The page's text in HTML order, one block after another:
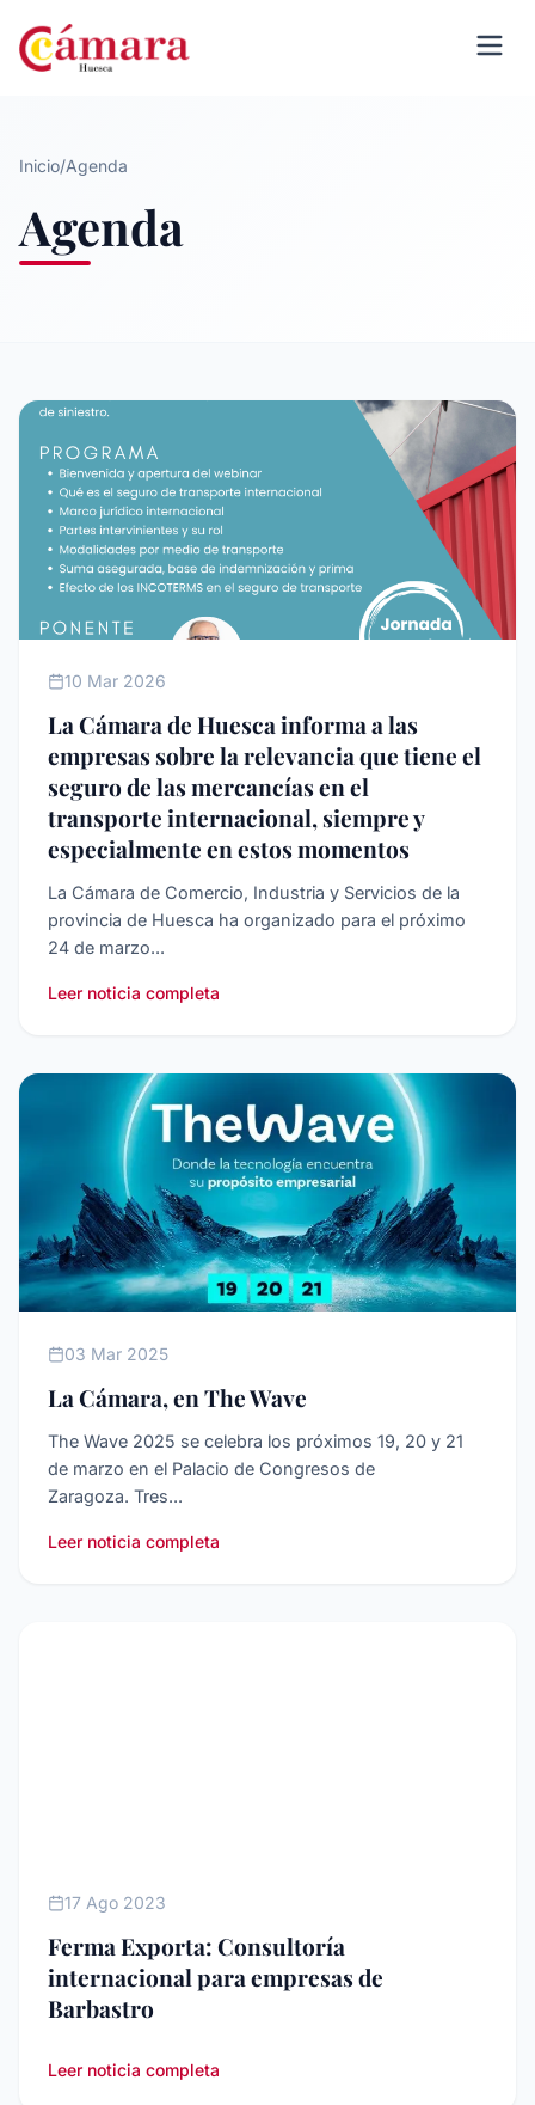
Inicio/Agenda
Agenda
10 Mar 2026
La Cámara de Huesca informa a las
empresas sobre la relevancia que tiene el
seguro de las mercancías en el
transporte internacional, siempre y
especialmente en estos momentos
La Cámara de Comercio, Industria y Servicios de la
provincia de Huesca ha organizado para el próximo
24 de marzo...
Leer noticia completa
03 Mar 2025
La Cámara, en The Wave
The Wave 2025 se celebra los próximos 19, 20 y 21
de marzo en el Palacio de Congresos de
Zaragoza. Tres...
Leer noticia completa
17 Ago 2023
Ferma Exporta: Consultoría
internacional para empresas de
Barbastro
Leer noticia completa